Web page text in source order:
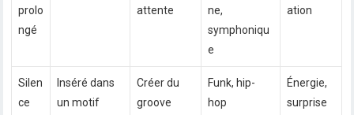
prolo
ngé
attente
ne,
symphoniqu
e
ation
Silen
ce
Inséré dans
un motif
Créer du
groove
Funk, hip-
hop
Énergie,
surprise